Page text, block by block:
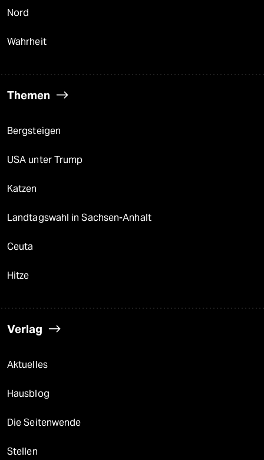
Nord
Wahrheit
Themen
Bergsteigen
USA unter Trump
Katzen
Landtagswahl in Sachsen-Anhalt
Ceuta
Hitze
Verlag
Aktuelles
Hausblog
Die Seitenwende
Stellen